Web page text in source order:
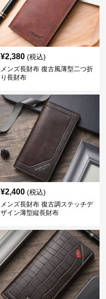
¥2,380 (税込)
メンズ長財布 復古風薄型二つ折
り長財布
¥2,400 (税込)
メンズ長財布 復古調ステッチデ
ザイン薄型縦長財布